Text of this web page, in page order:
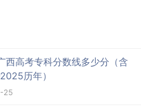
西高考专科分数线多少分（含
历年）
25